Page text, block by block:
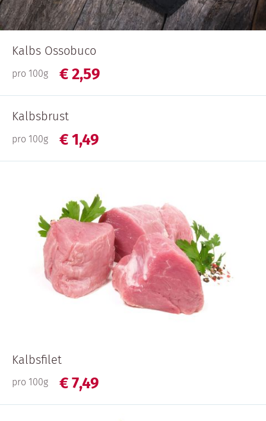
Kalbs Ossobuco
pro 100g €2,59
Kalbsbrust
pro 100g €1,49
Kalbsfilet
pro 100g €7,49